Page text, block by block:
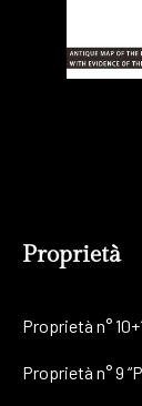
Proprietà
Proprietà n°
Proprietà n° 9